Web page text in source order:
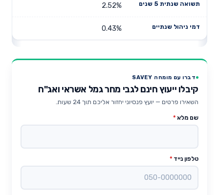
2.52%
0.43%
דברו עם מומחה SAVEY
קיבלו ייעוץ חינם לגבי מחר גמל אשראי ואג"ח
השאירו פרטים — יועץ פנסיוני יחזור אליכם תוך 24 שעות.
שם מלא *
טלפון נייד *